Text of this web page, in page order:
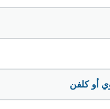
أو كلفن